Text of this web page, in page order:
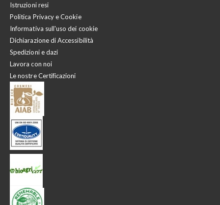
Istruzioni resi
Politica Privacy e Cookie
Informativa sull'uso dei cookie
Dichiarazione di Accessibilità
Spedizioni e dazi
Lavora con noi
Le nostre Certificazioni